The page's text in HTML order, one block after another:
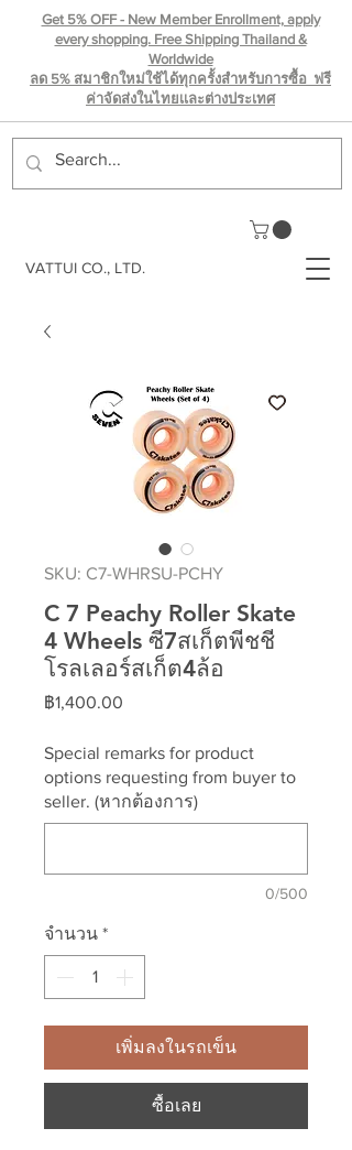
VATTUI CO., LTD.
Get 5% OFF - New Member Enrollment, apply
every shopping. Free Shipping Thailand &
Worldwide
ลด 5% สมาชิกใหม่ใช้ได้ทุกครั้งสำหรับการซื้อ ฟรี
ค่าจัดส่งในไทยเเละต่างประเทศ
SKU: C7-WHRSU-PCHY
C 7 Peachy Roller Skate
4 Wheels ซี7สเก็ตพีชชี
โรลเลอร์สเก็ต4ล้อ
฿1,400.00
Special remarks for product
options requesting from buyer to
seller. (หากต้องการ)
0/500
จำนวน *
เพิ่มลงในรถเข็น
ซื้อเลย